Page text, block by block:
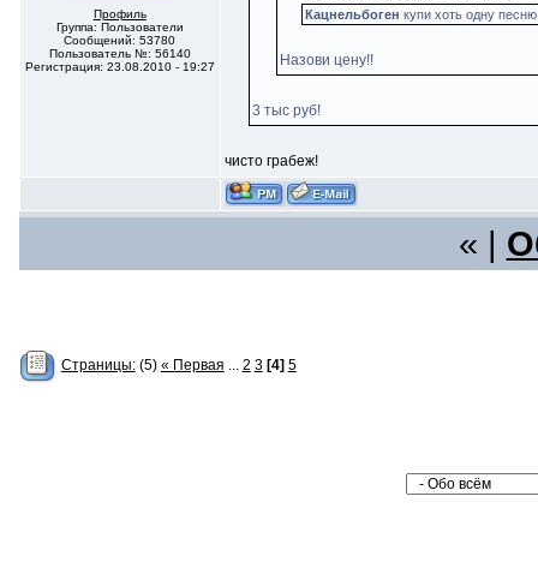
Профиль
Группа: Пользователи
Сообщений: 53780
Пользователь №: 56140
Регистрация: 23.08.2010 - 19:27
Кацнельбоген купи хоть одну
Назови цену!!
3 тыс руб!
чисто грабеж!
« |
Страницы:(5) « Первая ... 2 3 [4] 5